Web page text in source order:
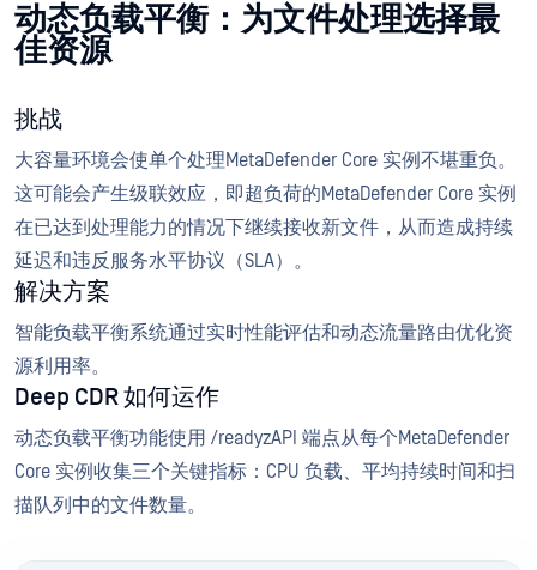
动态负载平衡：为文件处理选择最
佳资源
挑战
大容量环境会使单个处理MetaDefender Core 实例不堪重负。
这可能会产生级联效应，即超负荷的MetaDefender Core 实例
在已达到处理能力的情况下继续接收新文件，从而造成持续
延迟和违反服务水平协议（SLA）。
解决方案
智能负载平衡系统通过实时性能评估和动态流量路由优化资
源利用率。
Deep CDR 如何运作
动态负载平衡功能使用 /readyzAPI 端点从每个MetaDefender
Core 实例收集三个关键指标：CPU 负载、平均持续时间和扫
描队列中的文件数量。